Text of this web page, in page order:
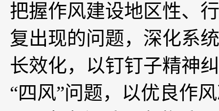
把握作风建设地区性、
复出现的问题，深化系
长效化，以钉钉子精神
“四风”问题，以优良作